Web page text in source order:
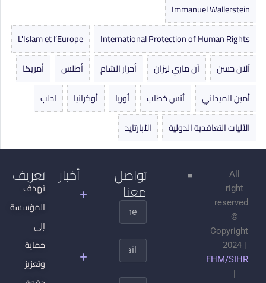
Immanuel Wallerstein
International Protection of Human Rights
L'Islam et l’Europe
آلان حسن
آن ماري ليزان أحرار الشام أطلس
أمريكا
أمين الميداني
أنس خطاب أوربا أوكرانيا
ادلب
الآليات التعاقدية الدولية
الأبارتايد
تعريف
تهدف
المؤسسة
إلى
حماية
وتعزيز
أخبار
جدل
التنوير
الجهادية
السلفية
وتحطيم
المجتمع
المدني
تواصل
معنا
right
reserved
©
Copyright
2024 |
FHM/SIHR